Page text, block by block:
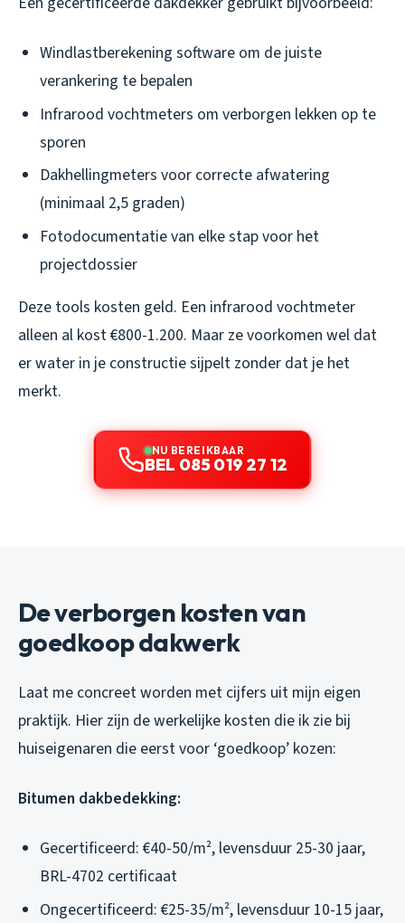
Windlastberekening software om de juiste
verankering te bepalen
Infrarood vochtmeters om verborgen lekken op te
sporen
Dakhellingmeters voor correcte afwatering
(minimaal 2,5 graden)
Fotodocumentatie van elke stap voor het
projectdossier
Deze tools kosten geld. Een infrarood vochtmeter
alleen al kost €800-1.200. Maar ze voorkomen wel dat
er water in je constructie sijpelt zonder dat je het
merkt.
NU BEREIKBAAR
BEL 085 019 27 12
De verborgen kosten van
goedkoop dakwerk
Laat me concreet worden met cijfers uit mijn eigen
praktijk. Hier zijn de werkelijke kosten die ik zie bij
huiseigenaren die eerst voor ‘goedkoop’ kozen:
Bitumen dakbedekking:
Gecertificeerd: €40-50/m², levensduur 25-30 jaar,
BRL-4702 certificaat
Ongecertificeerd: €25-35/m², levensduur 10-15 jaar,